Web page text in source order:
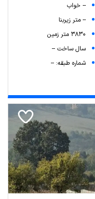
-- خواب
-- متر زیربنا
3830 متر زمین
سال ساخت --
شماره طبقه: --